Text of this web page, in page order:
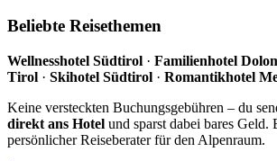
Beliebte Reisethemen
Wellnesshotel Südtirol · Familienhotel
Tirol · Skihotel Südtirol · Romantikhotel
Keine versteckten Buchungsgebühren – du
direkt ans Hotel und sparst dabei bares Geld.
persönlicher Reiseberater für den Alpenraum.